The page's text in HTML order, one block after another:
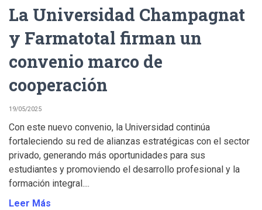
La Universidad Champagnat
y Farmatotal firman un
convenio marco de
cooperación
19/05/2025
Con este nuevo convenio, la Universidad continúa
fortaleciendo su red de alianzas estratégicas con el sector
privado, generando más oportunidades para sus
estudiantes y promoviendo el desarrollo profesional y la
formación integral....
Leer Más